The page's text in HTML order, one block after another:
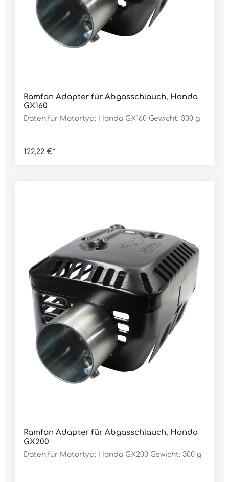
Ramfan Adapter für Abgasschlauch, Honda
GX160
Daten:für Motortyp: Honda GX160 Gewicht: 300 g
122,22 €*
Ramfan Adapter für Abgasschlauch, Honda
GX200
Daten:für Motortyp: Honda GX200 Gewicht: 300 g